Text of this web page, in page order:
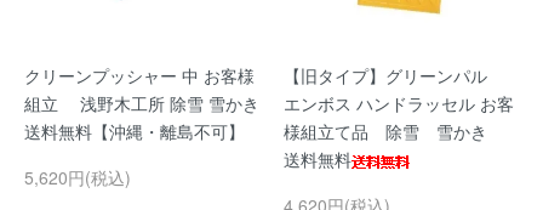
クリーンプッシャー 中 お客様
組立 浅野木工所 除雪 雪かき
送料無料【沖縄・離島不可】
5,620円(税込)
【旧タイプ】グリーンパル
エンボス ハンドラッセル お客
様組立て品 除雪 雪かき
送料無料
4,620円(税込)